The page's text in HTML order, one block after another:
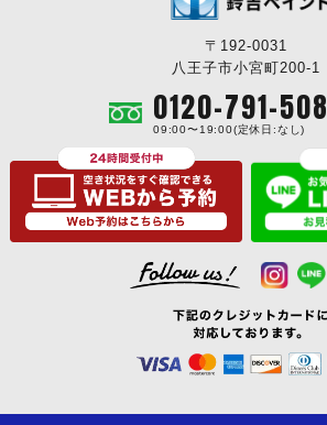
〒192-0031
八王子市小宮町200-1
0120-791-508
09:00〜19:00(定休日:なし)